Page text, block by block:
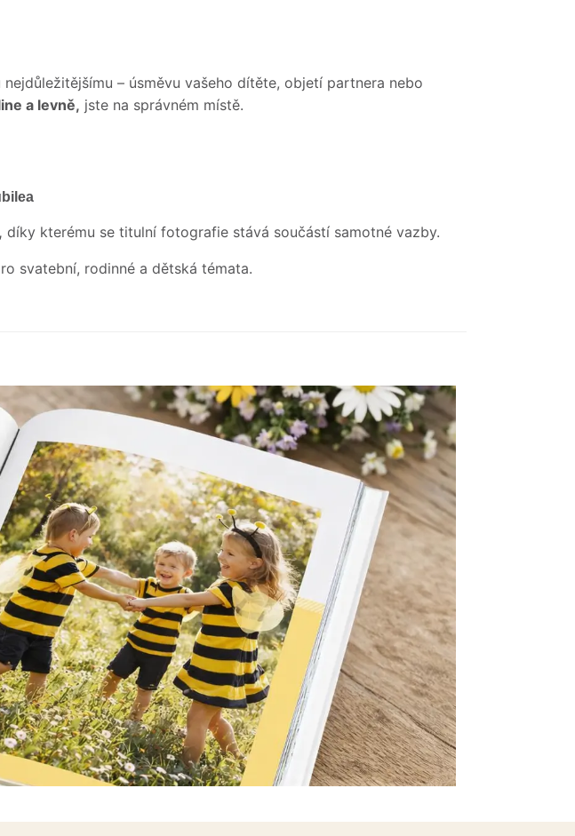
– úsměvu vašeho dítěte, objetí partnera nebo
a levně, jste na správném místě.
díky kterému se titulní fotografie stává součástí samotné vazby.
svatební, rodinné a dětská témata.